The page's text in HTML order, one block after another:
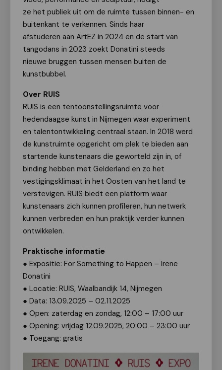
ze het publiek uit om de ruimte tussen binnen- en
buitenkant te verkennen. Sinds haar
afstuderen aan ArtEZ in 2024 en de start van
tangodans in 2023 zoekt Donatini steeds
nieuwe bruggen tussen mensen buiten de
kunstbubbel.
Over RUIS
RUIS is een tentoonstellingsruimte voor
hedendaagse kunst in Nijmegen waar experiment
en talentontwikkeling centraal staan. In 2018 werd
de kunstruimte opgericht om plek te bieden aan
startende kunstenaars die geworteld zijn in, of
binding hebben met Gelderland en zo het
vestigingsklimaat in het Oosten van het land te
verstevigen. RUIS biedt een platform waar
kunstenaars zich kunnen profileren, hun netwerk
kunnen verbreden en hun praktijk verder kunnen
ontwikkelen.
Praktische informatie
● Expositie: For Something to Happen – Irene
Donatini
● Locatie: RUIS, Waalbandijk 14, Nijmegen
● Data: 13.09.2025 – 02.11.2025
● Open: zaterdag en zondag, 12:00 – 17:00 uur
● Opening: vrijdag 12.09.2025, 20:00 – 23:00 uur
● Toegang: gratis